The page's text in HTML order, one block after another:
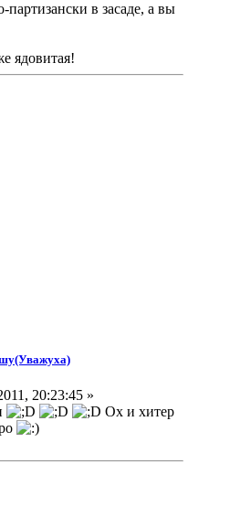
в засаде, а вы
ядовитая!
20:23:45 »
Ох и хитер